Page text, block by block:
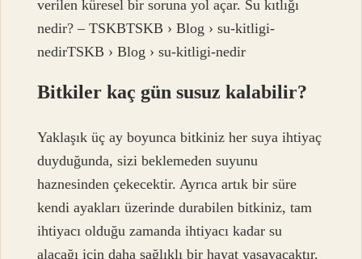
verilen küresel bir soruna yol açar. Su kıtlığı
nedir? – TSKBTSKB › Blog › su-kitligi-
nedirTSKB › Blog › su-kitligi-nedir
Bitkiler kaç gün susuz kalabilir?
Yaklaşık üç ay boyunca bitkiniz her suya ihtiyaç
duyduğunda, sizi beklemeden suyunu
haznesinden çekecektir. Ayrıca artık bir süre
kendi ayakları üzerinde durabilen bitkiniz, tam
ihtiyacı olduğu zamanda ihtiyacı kadar su
alacağı için daha sağlıklı bir hayat yaşayacaktır.